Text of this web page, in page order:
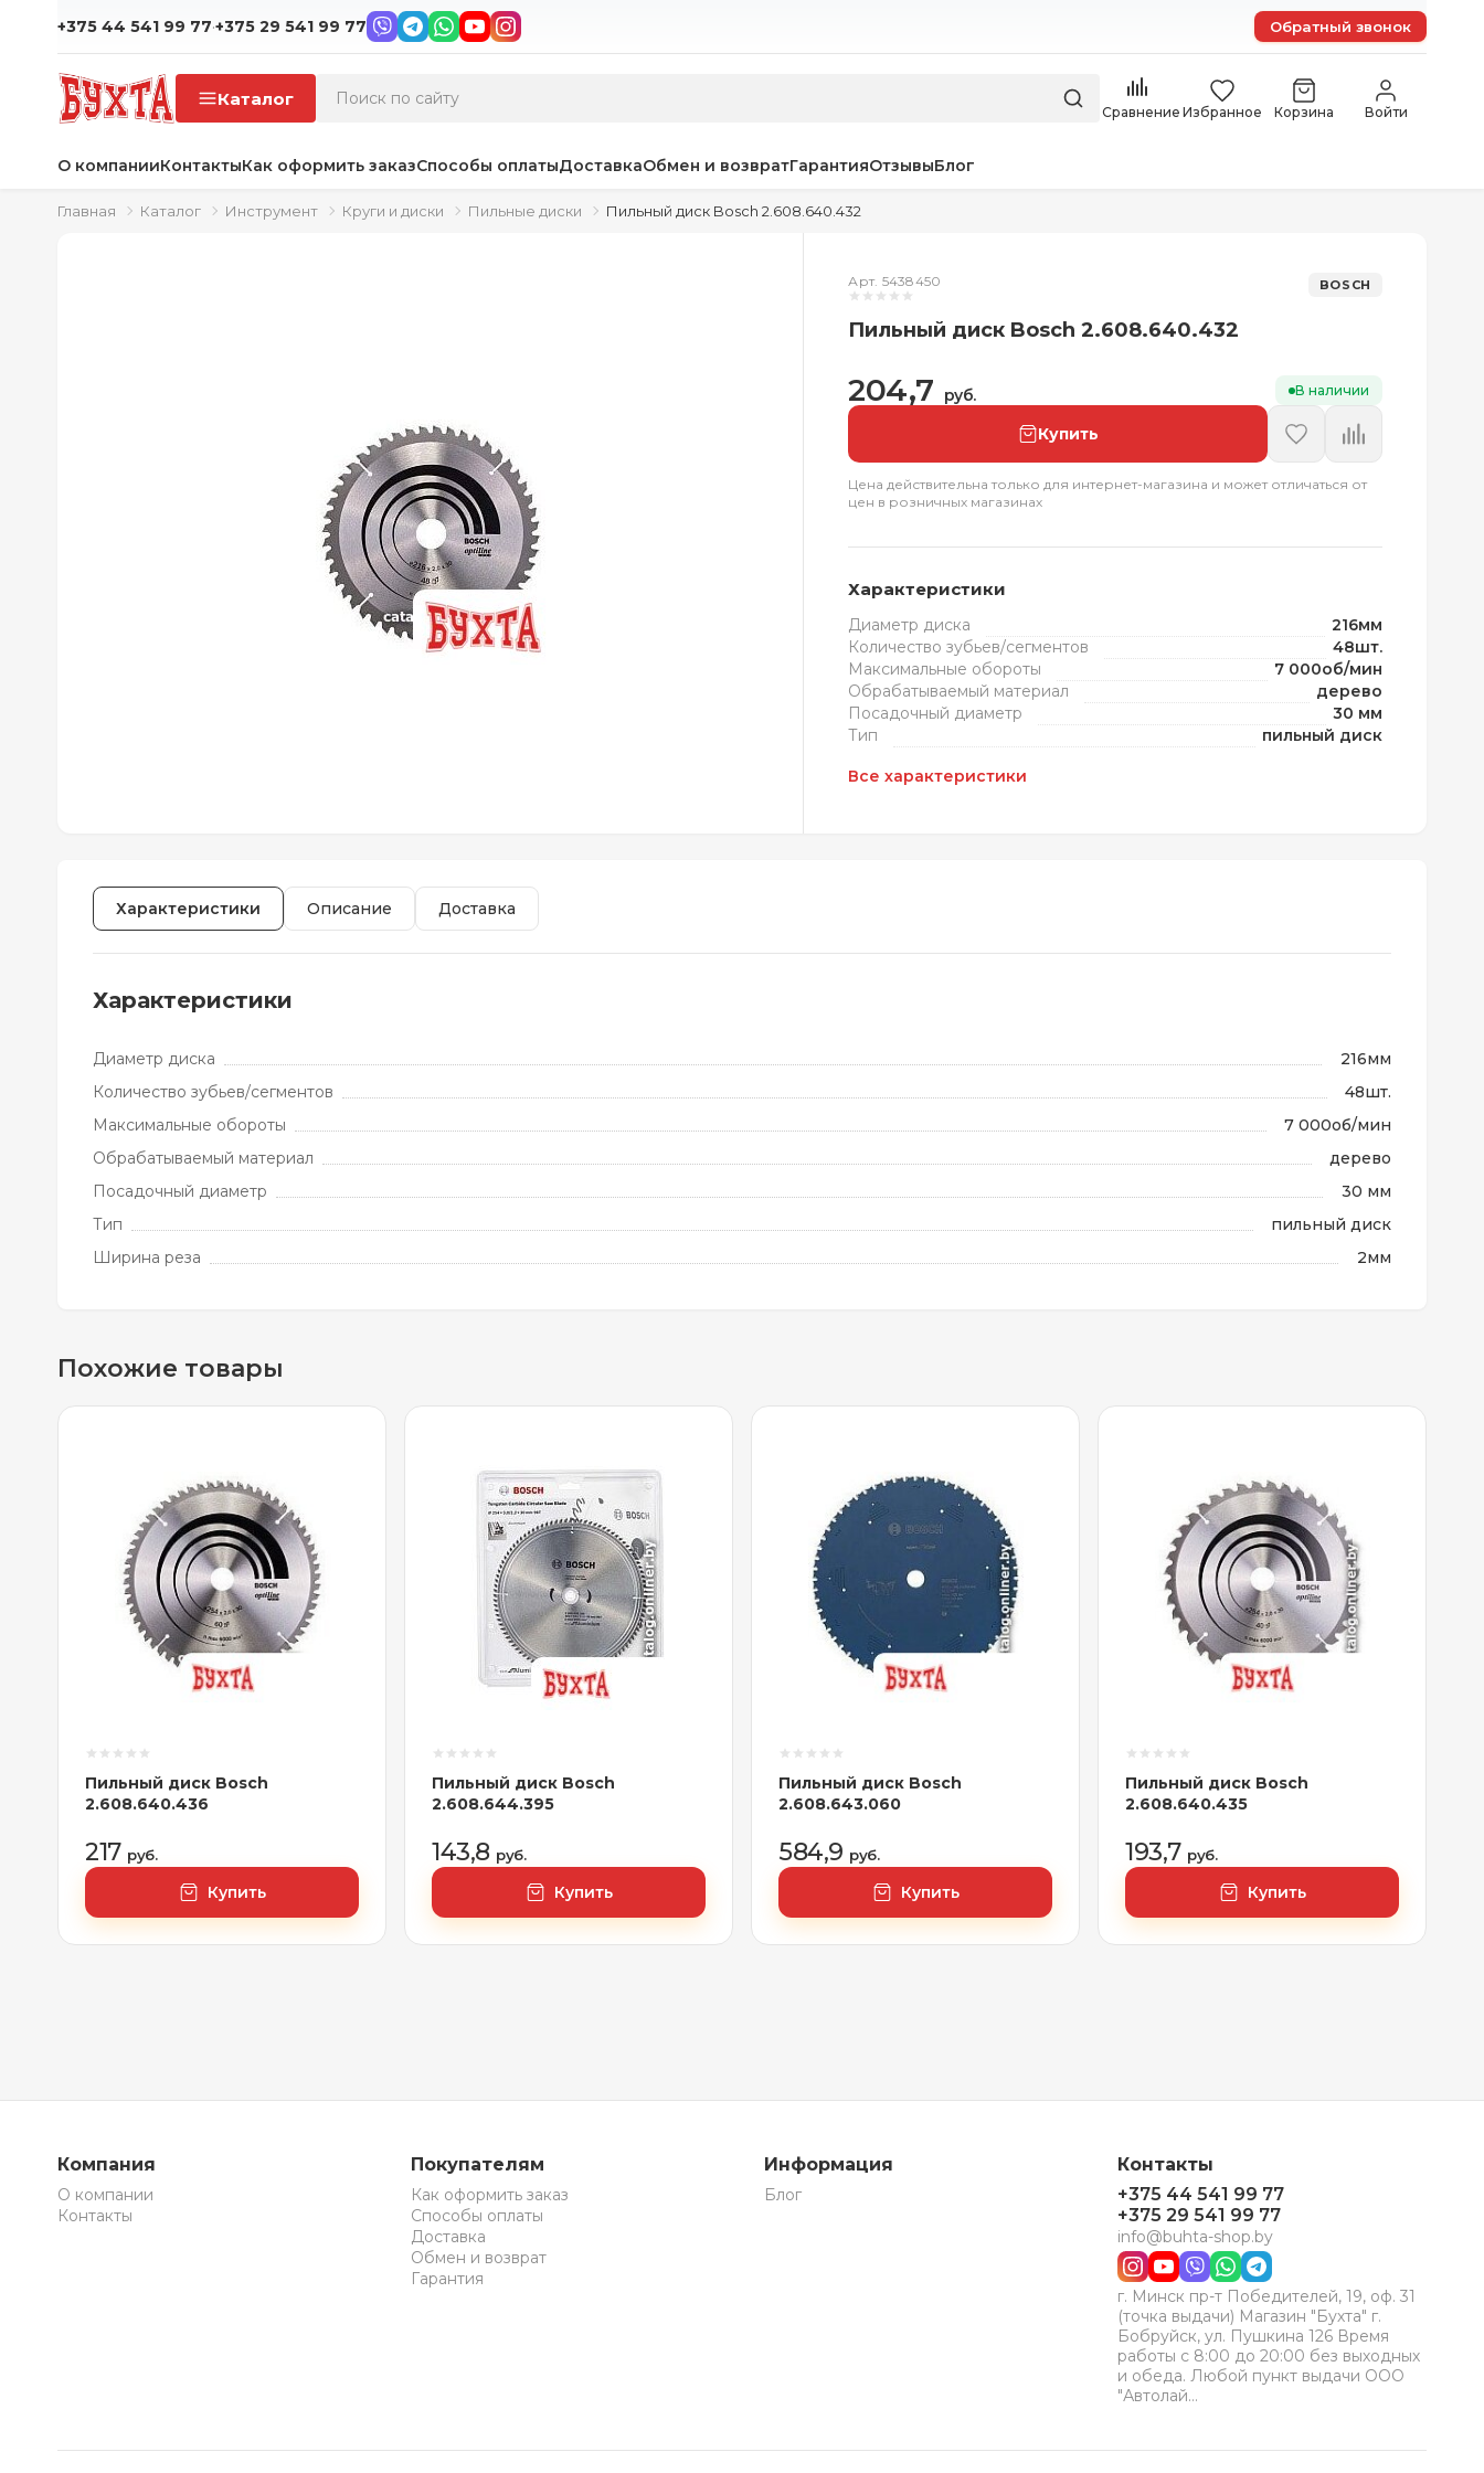
+375 44 541 99 77·+375 29 541 99 77 Обратный звонок
Каталог
Сравнение Избранное Корзина Войти
О компанииКонтактыКак оформить заказСпособы оплатыДоставкаОбмен и возвратГарантияОтзывыБлог
Главная Каталог Инструмент Круги и диски Пильные диски Пильный диск Bosch 2.608.640.432
Арт. 5438450 BOSCH
Пильный диск Bosch 2.608.640.432
204,7 руб. В наличии
Купить
Цена действительна только для интернет-магазина и может отличаться от
цен в розничных магазинах
Характеристики
Диаметр диска
216мм
Количество зубьев/сегментов
48шт.
Максимальные обороты
7 000об/мин
Обрабатываемый материал
дерево
Посадочный диаметр
30 мм
Тип
пильный диск
Все характеристики
Характеристики Описание Доставка
Характеристики
Диаметр диска
216мм
Количество зубьев/сегментов
48шт.
Максимальные обороты
7 000об/мин
Обрабатываемый материал
дерево
Посадочный диаметр
30 мм
Тип
пильный диск
Ширина реза
2мм
Похожие товары
Пильный диск Bosch
2.608.640.436
217 руб.
Купить
Пильный диск Bosch
2.608.644.395
143,8 руб.
Купить
Пильный диск Bosch
2.608.643.060
584,9 руб.
Купить
Пильный диск Bosch
2.608.640.435
193,7 руб.
Купить
Компания
О компании
Контакты
Покупателям
Как оформить заказ
Способы оплаты
Доставка
Обмен и возврат
Гарантия
Информация
Блог
Контакты
+375 44 541 99 77
+375 29 541 99 77
info@buhta-shop.by
г. Минск пр-т Победителей, 19, оф. 31
(точка выдачи) Магазин "Бухта" г.
Бобруйск, ул. Пушкина 126 Время
работы с 8:00 до 20:00 без выходных
и обеда. Любой пункт выдачи ООО
"Автолай…